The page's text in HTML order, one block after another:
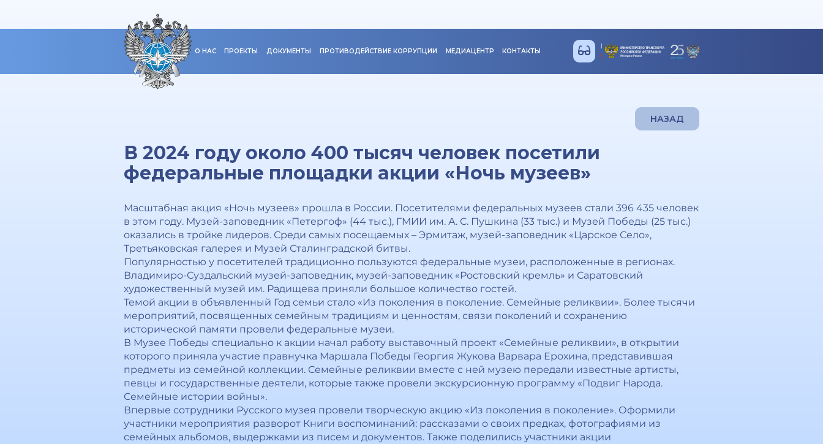
О НАС ПРОЕКТЫ ДОКУМЕНТЫ ПРОТИВОДЕЙСТВИЕ КОРРУПЦИИ МЕДИАЦЕНТР КОНТАКТЫ
НАЗАД
В 2024 году около 400 тысяч человек посетили
федеральные площадки акции «Ночь музеев»
Масштабная акция «Ночь музеев» прошла в России. Посетителями федеральных музеев стали 396 435 человек
в этом году. Музей-заповедник «Петергоф» (44 тыс.), ГМИИ им. А. С. Пушкина (33 тыс.) и Музей Победы (25 тыс.)
оказались в тройке лидеров. Среди самых посещаемых – Эрмитаж, музей-заповедник «Царское Село»,
Третьяковская галерея и Музей Сталинградской битвы.
Популярностью у посетителей традиционно пользуются федеральные музеи, расположенные в регионах.
Владимиро-Суздальский музей-заповедник, музей-заповедник «Ростовский кремль» и Саратовский
художественный музей им. Радищева приняли большое количество гостей.
Темой акции в объявленный Год семьи стало «Из поколения в поколение. Семейные реликвии». Более тысячи
мероприятий, посвященных семейным традициям и ценностям, связи поколений и сохранению
исторической памяти провели федеральные музеи.
В Музее Победы специально к акции начал работу выставочный проект «Семейные реликвии», в открытии
которого приняла участие правнучка Маршала Победы Георгия Жукова Варвара Ерохина, представившая
предметы из семейной коллекции. Семейные реликвии вместе с ней музею передали известные артисты,
певцы и государственные деятели, которые также провели экскурсионную программу «Подвиг Народа.
Семейные истории войны».
Впервые сотрудники Русского музея провели творческую акцию «Из поколения в поколение». Оформили
участники мероприятия разворот Книги воспоминаний: рассказами о своих предках, фотографиями из
семейных альбомов, выдержками из писем и документов. Также поделились участники акции